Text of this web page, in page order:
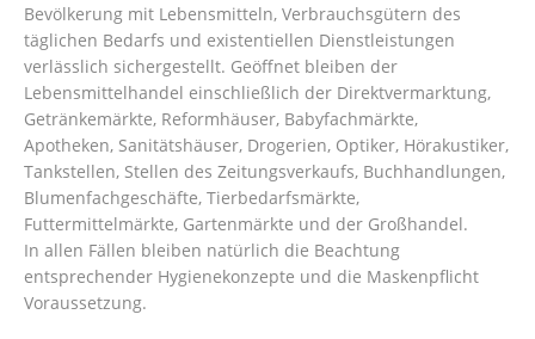
Bevölkerung mit Lebensmitteln, Verbrauchsgütern des
täglichen Bedarfs und existentiellen Dienstleistungen
verlässlich sichergestellt. Geöffnet bleiben der
Lebensmittelhandel einschließlich der Direktvermarktung,
Getränkemärkte, Reformhäuser, Babyfachmärkte,
Apotheken, Sanitätshäuser, Drogerien, Optiker, Hörakustiker,
Tankstellen, Stellen des Zeitungsverkaufs, Buchhandlungen,
Blumenfachgeschäfte, Tierbedarfsmärkte,
Futtermittelmärkte, Gartenmärkte und der Großhandel.
In allen Fällen bleiben natürlich die Beachtung
entsprechender Hygienekonzepte und die Maskenpflicht
Voraussetzung.